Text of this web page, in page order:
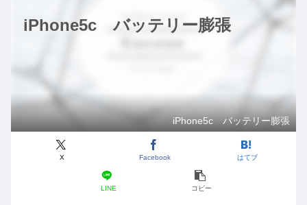
iPhone5c バッテリー膨張
iPhone5c バッテリー膨張
X Facebook はてブ
LINE コピー